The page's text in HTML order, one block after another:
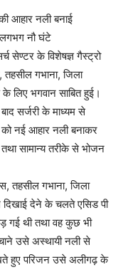
आहार नली बनाई
नौ घंटे
सेण्टर के विशेषज्ञ गैस्ट्रो
गभाना, जिला
के लिए भगवान साबित हुई।
सर्जरी के माध्यम से
नई आहार नली बनाकर
सामान्य तरीके से भोजन
तहसील गभाना, जिला
दिखाई देने के चलते एसिड पी
गई थी तथा वह कुछ भी
उसे अस्थायी नली से
हुए परिजन उसे अलीगढ़ के